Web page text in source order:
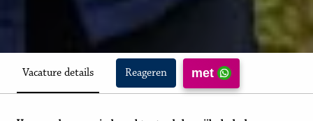
Vacature details Reageren met